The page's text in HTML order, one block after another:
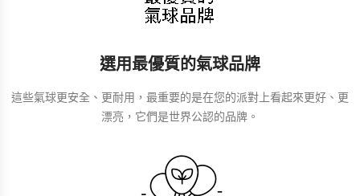
選用最優質的氣球品牌
這些氣球更安全、更耐用，最重要的是在您的派對上看起來更好、更
漂亮，它們是世界公認的品牌。